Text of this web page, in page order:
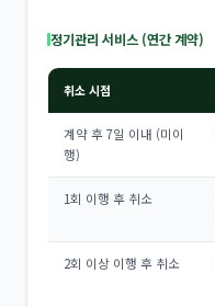
정기관리 서비스 (연간 계약)
취소 시점
계약 후 7일 이내 (미이
행)
1회 이행 후 취소
2회 이상 이행 후 취소